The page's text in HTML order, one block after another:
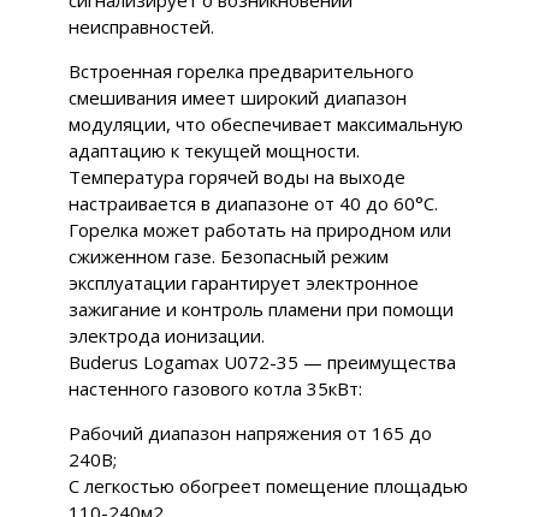
неисправностей.
Встроенная горелка предварительного
смешивания имеет широкий диапазон
модуляции, что обеспечивает максимальную
адаптацию к текущей мощности.
Температура горячей воды на выходе
настраивается в диапазоне от 40 до 60°C.
Горелка может работать на природном или
сжиженном газе. Безопасный режим
эксплуатации гарантирует электронное
зажигание и контроль пламени при помощи
электрода ионизации.
Buderus Logamax U072-35 — преимущества
настенного газового котла 35кВт:
Рабочий диапазон напряжения от 165 до
240В;
С легкостью обогреет помещение площадью